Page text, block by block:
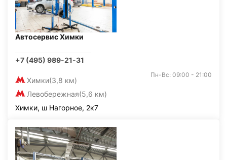
Автосервис Химки
+7 (495) 989-21-31
Химки(3,8 км)
Левобережная(5,6 км)
Пн-Вс: 09:00 - 21:00
Химки, ш Нагорное, 2к7